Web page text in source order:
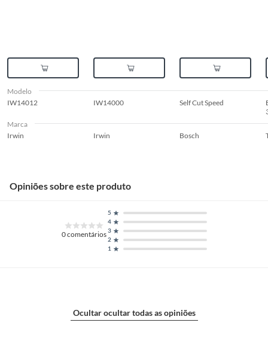
Modelo
IW14012
IW14000 Self Cut Speed
Marca
Irwin
Irwin Bosch
Opiniões sobre este produto
0comentários
1
2
3
4
5
Ocultar ocultar todas as opiniões